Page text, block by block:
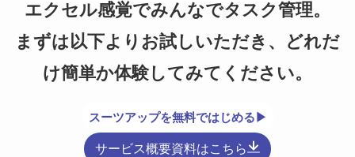
エクセル感覚でみんなでタスク管理。
まずは以下よりお試しいただき、どれだ
け簡単か体験してみてください。
スーツアップを無料ではじめる▶
サービス概要資料はこちら